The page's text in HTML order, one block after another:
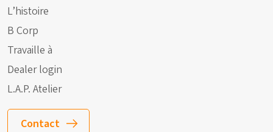
L’histoire
B Corp
Travaille à
Dealer login
L.A.P. Atelier
Contact